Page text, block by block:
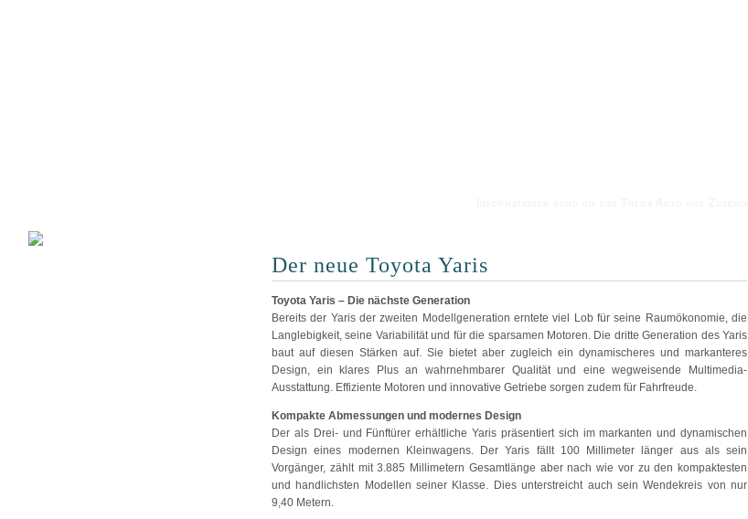
Der neue Toyota Yaris
Toyota Yaris – Die nächste Generation
Bereits der Yaris der zweiten Modellgeneration erntete viel Lob für seine Raumökonomie, die
Langlebigkeit, seine Variabilität und für die sparsamen Motoren. Die dritte Generation des Yaris
baut auf diesen Stärken auf. Sie bietet aber zugleich ein dynamischeres und markanteres
Design, ein klares Plus an wahrnehmbarer Qualität und eine wegweisende Multimedia-
Ausstattung. Effiziente Motoren und innovative Getriebe sorgen zudem für Fahrfreude.
Kompakte Abmessungen und modernes Design
Der als Drei- und Fünftürer erhältliche Yaris präsentiert sich im markanten und dynamischen
Design eines modernen Kleinwagens. Der Yaris fällt 100 Millimeter länger aus als sein
Vorgänger, zählt mit 3.885 Millimetern Gesamtlänge aber nach wie vor zu den kompaktesten
und handlichsten Modellen seiner Klasse. Dies unterstreicht auch sein Wendekreis von nur
9,40 Metern.